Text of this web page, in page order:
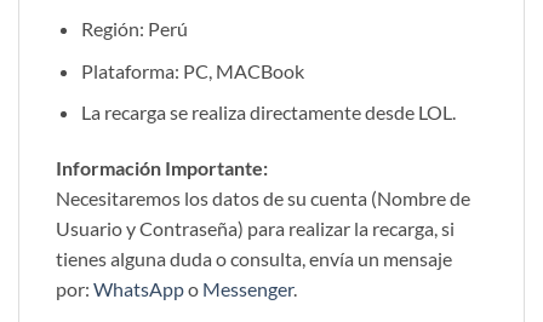
Región: Perú
Plataforma: PC, MACBook
La recarga se realiza directamente desde LOL.
Información Importante:
Necesitaremos los datos de su cuenta (Nombre de
Usuario y Contraseña) para realizar la recarga, si
tienes alguna duda o consulta, envía un mensaje
por: WhatsAppo Messenger.